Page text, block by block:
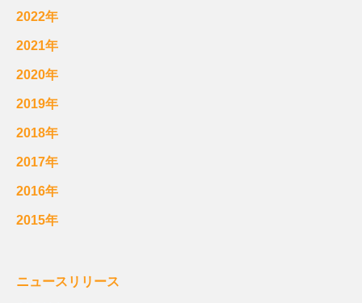
2022年
2021年
2020年
2019年
2018年
2017年
2016年
2015年
ニュースリリース